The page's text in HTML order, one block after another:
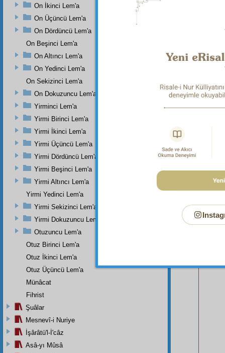
"Bugün
On İkinci Lem'a
On Üçüncü Lem'a
On Dördüncü Lem'a
On Beşinci Lem'a
On Altıncı Lem'a
On Yedinci Lem'a
On Sekizinci Lem'a
On Dokuzuncu Lem'a
Yirminci Lem'a
Yirmi Birinci Lem'a
Yirmi İkinci Lem'a
Yirmi Üçüncü Lem'a
Yirmi Dördüncü Lem'a
Yirmi Beşinci Lem'a
Yirmi Altıncı Lem'a
Yirmi Yedinci Lem'a
Yirmi Sekizinci Lem'a
Yirmi Dokuzuncu Lem'a
Otuzuncu Lem'a
Otuz Birinci Lem'a
Otuz İkinci Lem'a
Otuz Üçüncü Lem'a
Münâcat
Fihrist
Şuâlar
Mesnevî-i Nuriye
İşârâtü'l-İ'câz
Asâ-yı Mûsâ